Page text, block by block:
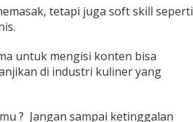
tetapi juga soft skill seperti
untuk mengisi konten bisa
di industri kuliner yang
? Jangan sampai ketinggalan